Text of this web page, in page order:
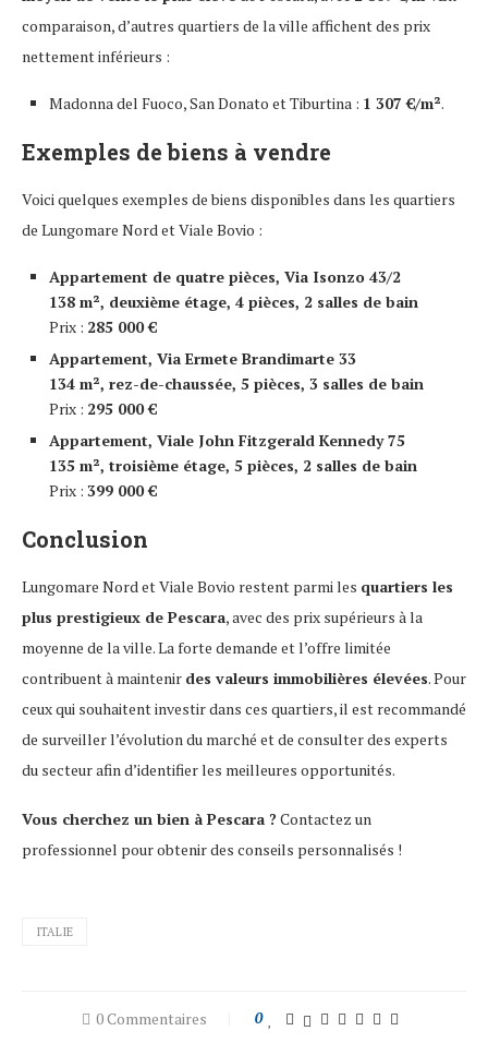
comparaison, d’autres quartiers de la ville affichent des prix
nettement inférieurs :
Madonna del Fuoco, San Donato et Tiburtina : 1 307 €/m².
Exemples de biens à vendre
Voici quelques exemples de biens disponibles dans les quartiers
de Lungomare Nord et Viale Bovio :
Appartement de quatre pièces, Via Isonzo 43/2
138 m², deuxième étage, 4 pièces, 2 salles de bain
Prix : 285 000 €
Appartement, Via Ermete Brandimarte 33
134 m², rez-de-chaussée, 5 pièces, 3 salles de bain
Prix : 295 000 €
Appartement, Viale John Fitzgerald Kennedy 75
135 m², troisième étage, 5 pièces, 2 salles de bain
Prix : 399 000 €
Conclusion
Lungomare Nord et Viale Bovio restent parmi les quartiers les
plus prestigieux de Pescara, avec des prix supérieurs à la
moyenne de la ville. La forte demande et l’offre limitée
contribuent à maintenir des valeurs immobilières élevées. Pour
ceux qui souhaitent investir dans ces quartiers, il est recommandé
de surveiller l’évolution du marché et de consulter des experts
du secteur afin d’identifier les meilleures opportunités.
Vous cherchez un bien à Pescara ? Contactez un
professionnel pour obtenir des conseils personnalisés !
ITALIE
0 Commentaires 0